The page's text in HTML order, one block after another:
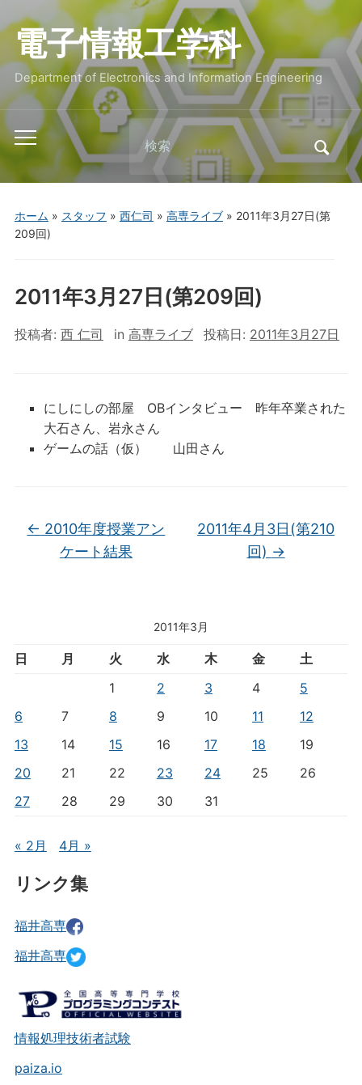
電子情報工学科
Department of Electronics and Information Engineering
Toggle
mobile
menu
Search
for:
ホーム » スタッフ » 西仁司 » 高専ライブ» 2011年3月27日(第
209回)
2011年3月
日 月 火 水 木 金
土
1
2 3 4
5
6
7 8 9 10 11
12
13
14 15 16 17 18
19
20
21 22 23 24 25
26
27
28 29 30 31
« 2月 4月 »
リンク集
福井高専
福井高専
情報処理技術者試験
paiza.io
2011年3月27日(第209回)
投稿者: 西 仁司 in 高専ライブ 投稿日: 2011年3月27日
にしにしの部屋 OBインタビュー 昨年卒業された
大石さん、岩永さん
ゲームの話（仮） 山田さん
← 2010年度授業アン
ケート結果
2011年4月3日(第210
回) →